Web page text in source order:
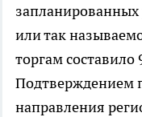
запланированных
или так
торгам составило
Подтверждением
направления